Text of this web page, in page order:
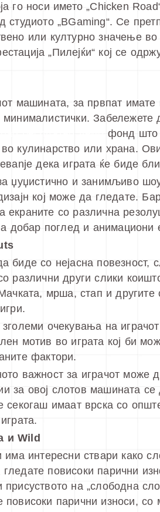
го носи името „Chicken
студиото „BGaming“. Се
или културно значење
„Пилејќи“ кој се
машината, за првпат
минималистички.
фонд што
кулинарство или храна.
дека играта ќе биде
џуџистично и занимљиво
кој може да гледате.
екраните со различна
добар поглед и
биде со нејасна повезност,
различни други слики
мрша, стап и
очекувања на
мотив во играта кој би
фактори.
важност за играчот може
за овој слотов машината
секогаш имаат врска со
и Wild
има интересни ствари како
повисоки парични
на „слободна
парични износи, со